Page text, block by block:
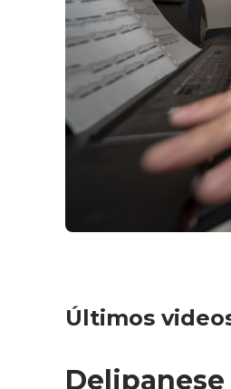
Últimos